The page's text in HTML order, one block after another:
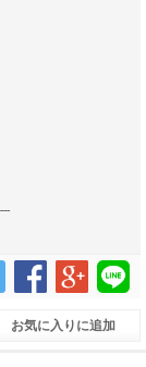
お気に入りに追加